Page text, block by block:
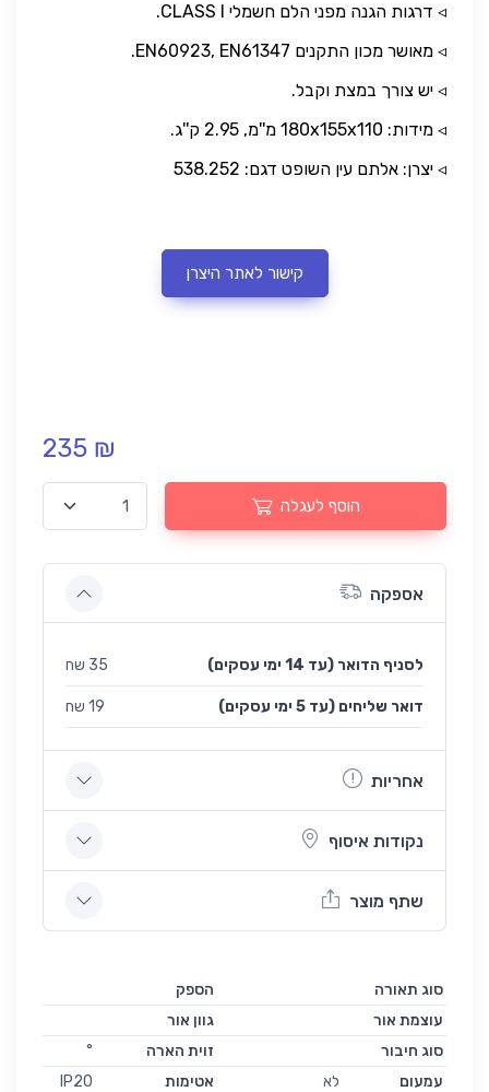
◃ דרגות הגנה מפני הלם חשמלי CLASS I.
◃ מאושר מכון התקנים EN60923, EN61347.
◃ יש צורך במצת וקבל.
◃ מידות: 180x155x110 מ''מ, 2.95 ק''ג.
◃ יצרן: אלתם עין השופט דגם: 538.252
קישור לאתר היצרן
235 ₪
הוסף לעגלה
אספקה
לסניף הדואר (עד 14 ימי עסקים) 35 שח
(עד 5 ימי עסקים) דואר שליחים 19 שח
אחריות
נקודות איסוף
שתף מוצר
סוג תאורה
הספק
עוצמת אור
גוון אור
סוג חיבור
זוית הארה
°
עמעום
לא אטימות
IP20